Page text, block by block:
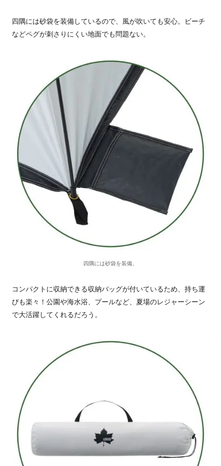
四隅には砂袋を装備しているので、風が吹いても安心。ビーチ
などペグが刺さりにくい地面でも問題ない。
四隅には砂袋を装備。
コンパクトに収納できる収納バッグが付いているため、持ち運
びも楽々！公園や海水浴、プールなど、夏場のレジャーシーン
で大活躍してくれるだろう。